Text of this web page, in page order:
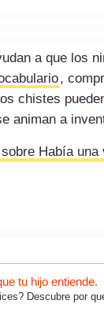
a que los
,
chistes
animan a
Había una
tu hijo entiende.
Descubre por